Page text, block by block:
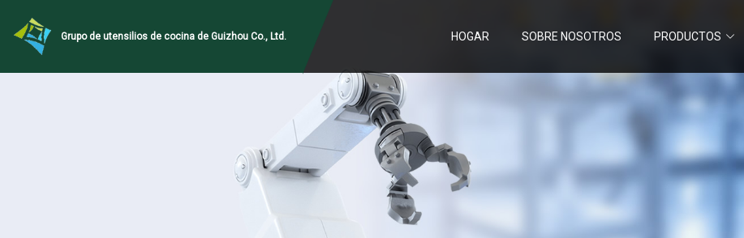
Grupo de utensilios de cocina de Guizhou Co., Ltd. HOGAR SOBRE NOSOTROS PRODUCTOS